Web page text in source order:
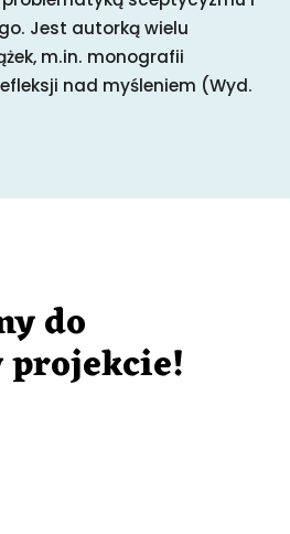
Jest autorką wielu
m.in. monografii
nad myśleniem (Wyd.
do
projekcie!